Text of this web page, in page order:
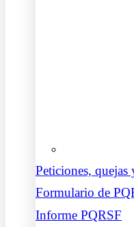
Peticiones, quejas
Formulario de
Informe PQRSF